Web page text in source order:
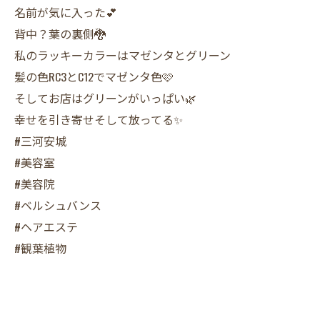
名前が気に入った💕
背中？葉の裏側🐉
私のラッキーカラーはマゼンタとグリーン
髪の色RC3とC12でマゼンタ色🩷
そしてお店はグリーンがいっぱい🌿
幸せを引き寄せそして放ってる✨
#三河安城
#美容室
#美容院
#ベルシュバンス
#ヘアエステ
#観葉植物